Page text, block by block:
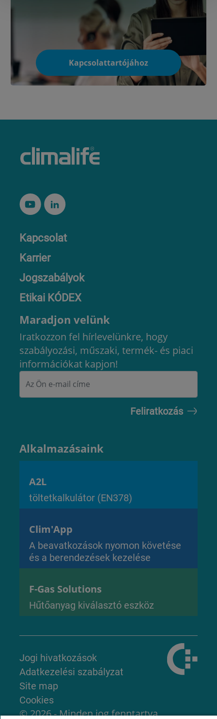
Kapcsolattartójához
Kapcsolat
Karrier
Jogszabályok
Etikai KÓDEX
Maradjon velünk
Iratkozzon fel hírlevelünkre, hogy
szabályozási, műszaki, termék- és piaci
információkat kapjon!
Alkalmazásaink
A2L
töltetkalkulátor (EN378)
Clim'App
A beavatkozások nyomon követése
és a berendezések kezelése
F-Gas Solutions
Hűtőanyag kiválasztó eszköz
Jogi hivatkozások
Adatkezelési szabályzat
Site map
Cookies
© 2026 - Minden jog fenntartva